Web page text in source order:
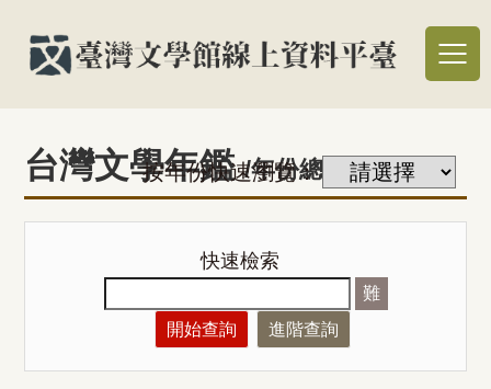
台灣文學年鑑/年份總覽
按年份快速瀏覽：
快速檢索
難
開始查詢
進階查詢